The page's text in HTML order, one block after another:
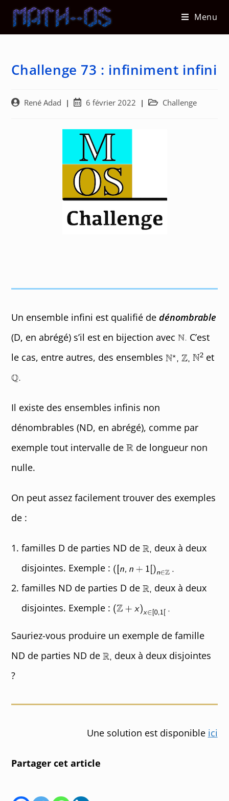
content
Menu
Challenge 73 : infiniment infini
Auteur/autrice
René Adad
Post6 février 2022
Post Challenge
Un ensemble infini est qualifié dedénombrable
(D, en abrégé) s’il est en bijection avec
C’est
le cas, entre autres, des ensembles
et
Il existe des ensembles infinis non
dénombrables (ND, en abrégé), comme par
exemple tout intervalle de
de longueur non
nulle.
On peut assez facilement trouver des exemples
de :
familles D de parties ND de
deux à deux
disjointes. Exemple :
familles ND de parties D de
deux à deux
disjointes. Exemple :
Sauriez-vous produire un exemple de famille
ND de parties ND de
deux à deux disjointes
?
Une solution est disponible ici
Partager cet article